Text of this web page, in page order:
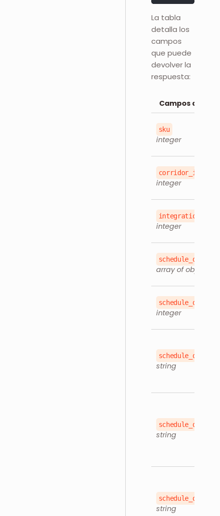
La tabla
detalla los
campos
que puede
devolver la
respuesta:
Campos de
sku
integer
corridor_id
integer
integration_id
integer
schedule_details
array of objects
integer
string
string
string